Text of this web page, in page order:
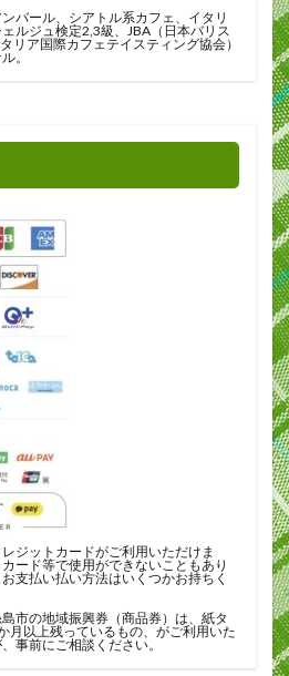
バール、シアトル系カフェ、イタリ
ルジュ検定2,3級、JBA（日本バリス
リア国際カフェテイスティング協会）
。
ットカードがご利用いただけま
ード等で使用ができないこともあり
支払い払い方法はいくつかお持ちく
市の地域振興券（商品券）は、紙タ
月以上残っているもの、がご利用いた
事前にご相談ください。